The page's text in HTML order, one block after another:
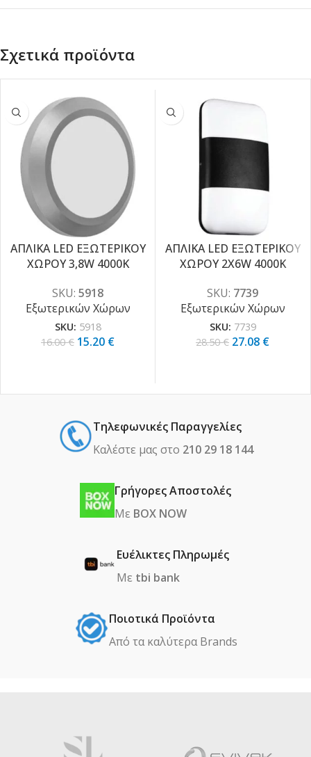
Σχετικά προϊόντα
-5%
ΑΠΛΙΚΑ LED ΕΞΩΤΕΡΙΚΟΥ
ΧΩΡΟΥ 3,8W 4000K
SKU: 5918
Εξωτερικών Χώρων
SKU: 5918
16.00€ 15.20 €
-5%
ΑΠΛΙΚΑ LED ΕΞΩΤΕΡΙΚΟΥ
ΧΩΡΟΥ 2X6W 4000K
SKU: 7739
Εξωτερικών Χώρων
SKU: 7739
28.50€ 27.08 €
Τηλεφωνικές Παραγγελίες
Καλέστε μας στο 210 29 18 144
Γρήγορες Αποστολές
Με BOX NOW
Ευέλικτες Πληρωμές
Με tbi bank
Ποιοτικά Προϊόντα
Από τα καλύτερα Βrands